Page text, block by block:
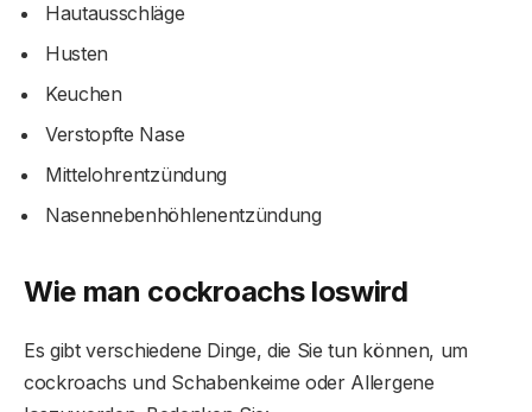
Hautausschläge
Husten
Keuchen
Verstopfte Nase
Mittelohrentzündung
Nasennebenhöhlenentzündung
Wie man cockroachs loswird
Es gibt verschiedene Dinge, die Sie tun können, um
cockroachs und Schabenkeime oder Allergene